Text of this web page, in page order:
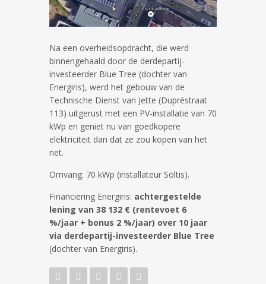
Na een overheidsopdracht, die werd
binnengehaald door de derdepartij-
investeerder Blue Tree (dochter van
Energiris), werd het gebouw van de
Technische Dienst van Jette (Dupréstraat
113) uitgerust met een PV-installatie van 70
kWp en geniet nu van goedkopere
elektriciteit dan dat ze zou kopen van het
net.
Omvang: 70 kWp (installateur Soltis).
Financiering Energiris: achtergestelde
lening van 38 132 € (rentevoet 6
%/jaar + bonus 2 %/jaar) over 10 jaar
via derdepartij-investeerder Blue Tree
(dochter van Energiris).